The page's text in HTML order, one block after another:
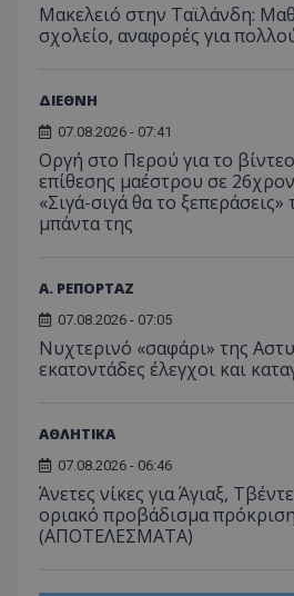
Μακελειό στην Ταϊλάνδη:
σχολείο, αναφορές για
ΔΙΕΘΝΗ
07.08.2026 - 07:41
Οργή στο Περού για το
επίθεσης μαέστρου σε
«Σιγά-σιγά θα το
μπάντα της
Α. ΡΕΠΟΡΤΑΖ
07.08.2026 - 07:05
Νυχτερινό «σαφάρι» της
εκατοντάδες έλεγχοι και
ΑΘΛΗΤΙΚΑ
07.08.2026 - 06:46
Άνετες νίκες για Άγιαξ,
οριακό προβάδισμα
(ΑΠΟΤΕΛΕΣΜΑΤΑ)